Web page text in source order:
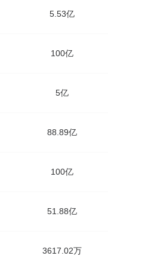
5.53亿
100亿
5亿
88.89亿
100亿
51.88亿
3617.02万